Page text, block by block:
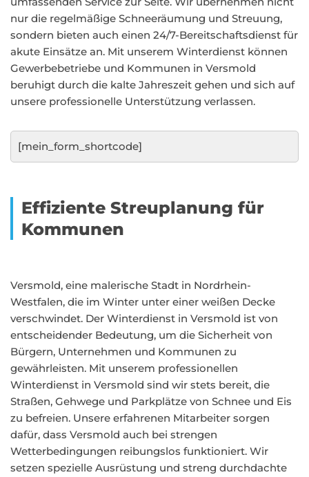
nur die regelmäßige Schneeräumung und Streuung,
sondern bieten auch einen 24/7-Bereitschaftsdienst für
akute Einsätze an. Mit unserem Winterdienst können
Gewerbebetriebe und Kommunen in Versmold
beruhigt durch die kalte Jahreszeit gehen und sich auf
unsere professionelle Unterstützung verlassen.
[mein_form_shortcode]
Effiziente Streuplanung für
Kommunen
Versmold, eine malerische Stadt in Nordrhein-
Westfalen, die im Winter unter einer weißen Decke
verschwindet. Der Winterdienst in Versmold ist von
entscheidender Bedeutung, um die Sicherheit von
Bürgern, Unternehmen und Kommunen zu
gewährleisten. Mit unserem professionellen
Winterdienst in Versmold sind wir stets bereit, die
Straßen, Gehwege und Parkplätze von Schnee und Eis
zu befreien. Unsere erfahrenen Mitarbeiter sorgen
dafür, dass Versmold auch bei strengen
Wetterbedingungen reibungslos funktioniert. Wir
setzen spezielle Ausrüstung und streng durchdachte